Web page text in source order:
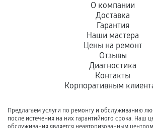
О компании
Доставка
Гарантия
Наши мастера
Цены на ремонт
Отзывы
Диагностика
Контакты
Корпоративным
Предлагаем услуги по ремонту и обслуживанию
после истечения на них гарантийного срока. Наш
обслуживания является неавторизованным